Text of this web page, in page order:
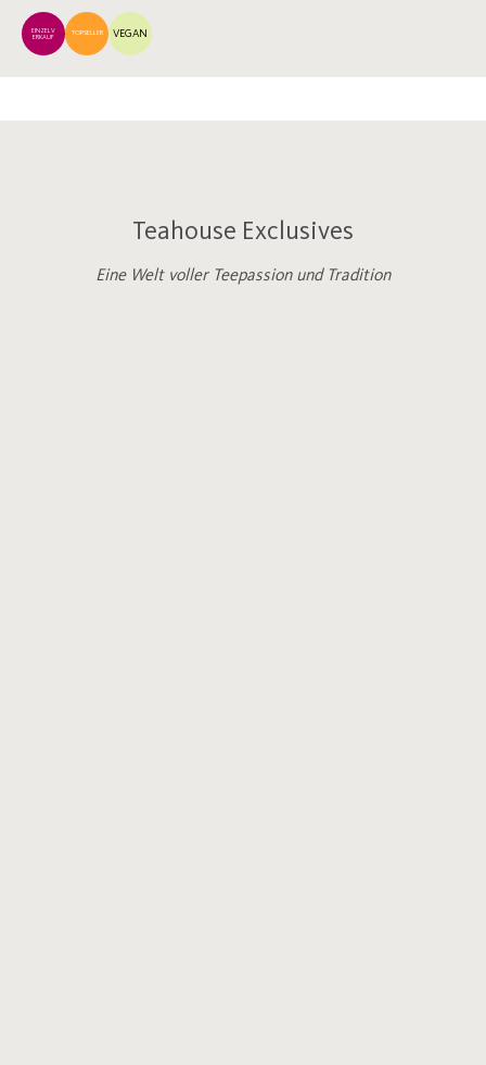
EINZELV
ERKAUF
TOPSELLER VEGAN
Teahouse Exclusives
Eine Welt voller Teepassion und Tradition